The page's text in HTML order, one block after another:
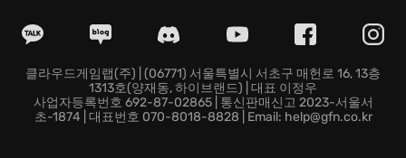
전 현장에 실시간 스트리밍으로 즉시 합류할 수 있습니
사용하여 물리적인 한계를 넘어 언제 어디서나 요원의 감
각을 그대로 이어가며 미션을 수행하게 됩니다. - 클라우
드 시스템이 진행 데이터를 실시간으로 보존하므로 장소
클라우드게임랩(주) | (06771) 서울특별시 서초구 매헌로 16, 13층
1313호(양재동, 하이브랜드) | 대표 이정우
사업자등록번호 692-87-02865 | 통신판매신고 2023-서울서
초-1874 | 대표번호 070-8018-8828 | Email: help@gfn.co.kr